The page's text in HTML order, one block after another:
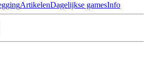
ArtikelenDagelijkse gamesInfo